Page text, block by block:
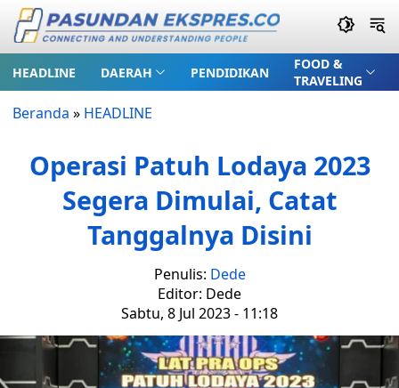
HEADLINE DAERAH PENDIDIKAN
FOOD &
TRAVELING
Beranda » HEADLINE
Operasi Patuh Lodaya 2023
Segera Dimulai, Catat
Tanggalnya Disini
Penulis: Dede
Editor: Dede
Sabtu, 8 Jul 2023 - 11:18